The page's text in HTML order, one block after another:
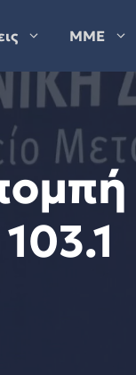
ΜΜΕ